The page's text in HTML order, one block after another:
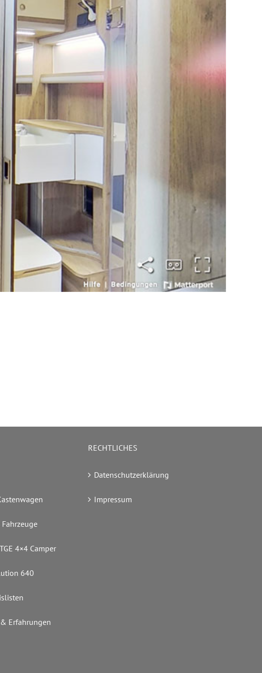
4×4 Camper
640
Erfahrungen
RECHTLICHES
Datenschutzerklärung
Impressum